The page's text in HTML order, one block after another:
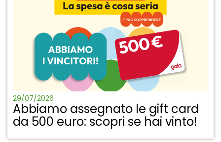
29/07/2026
Abbiamo assegnato le gift card
da 500 euro: scopri se hai vinto!